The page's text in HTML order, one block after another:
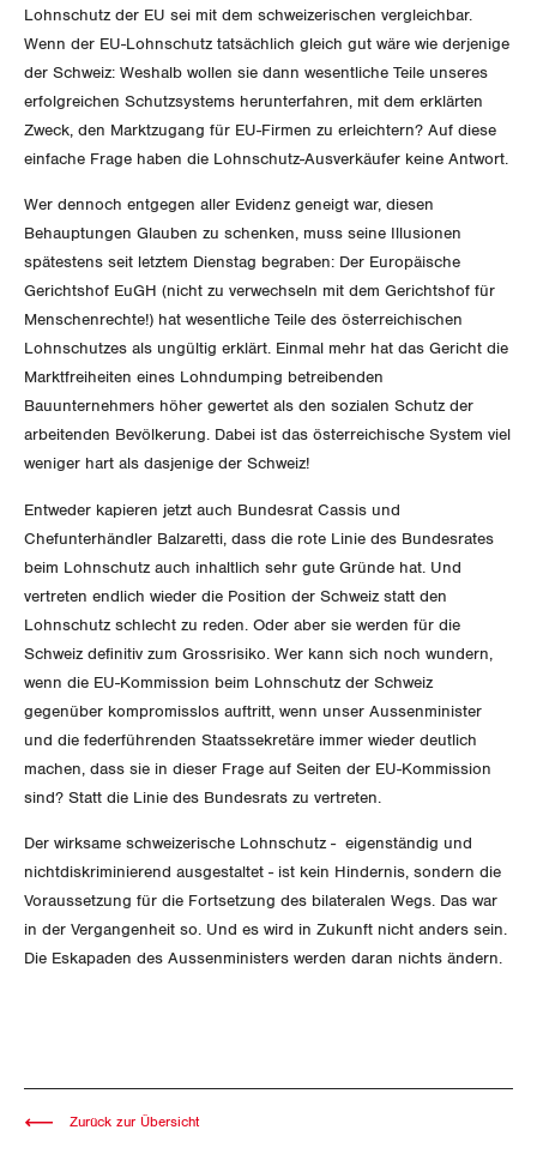
Invalidenversicherung
Unfallversicherung
Gesundheit
Kommunikation und Medien
GEWERKSCHAFTSPOLITIK
International
Schweiz
SERVICE
LOHNRECHNER
WEITERBILDUNG
NEWSLETTER
BROSCHÜREN/BÜCHER
Bestellformular
DER SGB
WIR ÜBER UNS
Vorstand
Präsidialausschuss
Jugendkommission
Migrationskommission
Queer-Kommission
Rentner:innen-Kommission
ZENTRALSEKRETARIAT
Beide Basel
Bern
Freiburg
Genf
Glarus
Luzern
OFFENE STELLEN
AGENDA
Medien
Artikel
Medienmitteilungen
Dossier
Vernehmlassungen
Bücher/Broschüren
Blog
Blog Daniel Lampart
Der Europa-Blog
Lohnschutz der EU sei mit dem schweizerischen vergleichbar.
Wenn der EU-Lohnschutz tatsächlich gleich gut wäre wie derjenige
der Schweiz: Weshalb wollen sie dann wesentliche Teile unseres
erfolgreichen Schutzsystems herunterfahren, mit dem erklärten
Zweck, den Marktzugang für EU-Firmen zu erleichtern? Auf diese
einfache Frage haben die Lohnschutz-Ausverkäufer keine Antwort.
Wer dennoch entgegen aller Evidenz geneigt war, diesen
Behauptungen Glauben zu schenken, muss seine Illusionen
spätestens seit letztem Dienstag begraben: Der Europäische
Gerichtshof EuGH (nicht zu verwechseln mit dem Gerichtshof für
Menschenrechte!) hat wesentliche Teile des österreichischen
Lohnschutzes als ungültig erklärt. Einmal mehr hat das Gericht die
Marktfreiheiten eines Lohndumping betreibenden
Bauunternehmers höher gewertet als den sozialen Schutz der
arbeitenden Bevölkerung. Dabei ist das österreichische System viel
weniger hart als dasjenige der Schweiz!
Entweder kapieren jetzt auch Bundesrat Cassis und
Chefunterhändler Balzaretti, dass die rote Linie des Bundesrates
beim Lohnschutz auch inhaltlich sehr gute Gründe hat. Und
vertreten endlich wieder die Position der Schweiz statt den
Lohnschutz schlecht zu reden. Oder aber sie werden für die
Schweiz definitiv zum Grossrisiko. Wer kann sich noch wundern,
wenn die EU-Kommission beim Lohnschutz der Schweiz
gegenüber kompromisslos auftritt, wenn unser Aussenminister
und die federführenden Staatssekretäre immer wieder deutlich
machen, dass sie in dieser Frage auf Seiten der EU-Kommission
sind? Statt die Linie des Bundesrats zu vertreten.
Der wirksame schweizerische Lohnschutz - eigenständig und
nichtdiskriminierend ausgestaltet - ist kein Hindernis, sondern die
Voraussetzung für die Fortsetzung des bilateralen Wegs. Das war
in der Vergangenheit so. Und es wird in Zukunft nicht anders sein.
Die Eskapaden des Aussenministers werden daran nichts ändern.
Zurück zur Übersicht